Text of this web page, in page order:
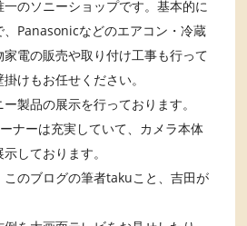
のソニーショップです。基本的に
Panasonicなどのエアコン・冷蔵
電の販売や取り付け工事も行って
けもお任せください。
製品の展示を行っております。
ナーは充実していて、カメラ本体
しております。
のブログの筆者takuこと、吉田が